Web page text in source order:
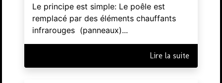
Le principe est simple: Le poêle est
remplacé par des éléments chauffants
infrarouges (panneaux)...
Lire la suite